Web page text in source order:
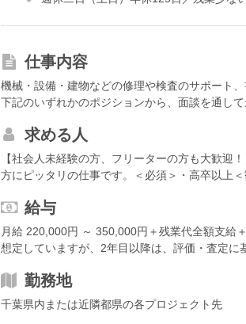
仕事内容
機械・設備・建物などの修理や検査のサポート
下記のいずれかのポジションから、面談を通し
役と、プラント施設が問題なく稼働できるかチ
ーション・メンテナンス＞行政のインフラ施設
メンテナンスの手配、制御室での運転監視、書
現する仕事です。日々の定期点検を終え、問題
ックシートもご用意していますので、機械に詳
ャレンジできます。＜検査＞検査の方には、建
任せします。非破壊検査とは、対象物を壊した
造を調査すること。こちらもチェックシートが
し、実際の業務を学んでいきます。もちろん教
らサポートしていきますので、安心してくださ
求める人
【社会人未経験の方、フリーターの方も大歓迎
方にピッタリの仕事です。＜必須＞・高卒以上
ていきたい方居酒屋スタッフ・アミューズメン
様々な前職の先輩たちが、経験・知識ゼロから
キルを身につけています。豊富な育成ノウハウ
力で応援します！
給与
月給 220,000円 ～ 350,000円＋残業代全額支
想定していますが、2年目以降は、評価・査定
勤務地
千葉県内または近隣都県の各プロジェクト先